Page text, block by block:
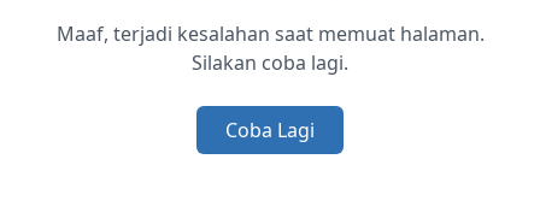
Maaf, terjadi kesalahan saat memuat halaman.
Silakan coba lagi.
Coba Lagi